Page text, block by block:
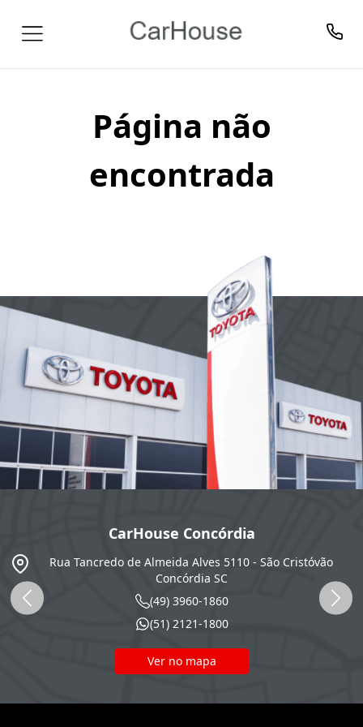
Página não
encontrada
CarHouse Concórdia
Rua Tancredo de Almeida Alves 5110 - São Cristóvão
Concórdia SC
(49) 3960-1860
(51) 2121-1800
Ver no mapa